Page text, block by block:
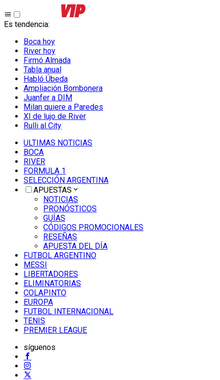
Es tendencia:
Boca hoy
River hoy
Firmó Almada
Tabla anual
Habló Úbeda
Ampliación Bombonera
Juanfer a DIM
Milan quiere a Paredes
XI de lujo de River
Rulli al City
ULTIMAS NOTICIAS
BOCA
RIVER
FORMULA 1
SELECCIÓN ARGENTINA
APUESTAS
NOTICIAS
PRONÓSTICOS
GUÍAS
CÓDIGOS PROMOCIONALES
RESEÑAS
APUESTA DEL DÍA
FUTBOL ARGENTINO
MESSI
LIBERTADORES
ELIMINATORIAS
COLAPINTO
EUROPA
FUTBOL INTERNACIONAL
TENIS
PREMIER LEAGUE
síguenos